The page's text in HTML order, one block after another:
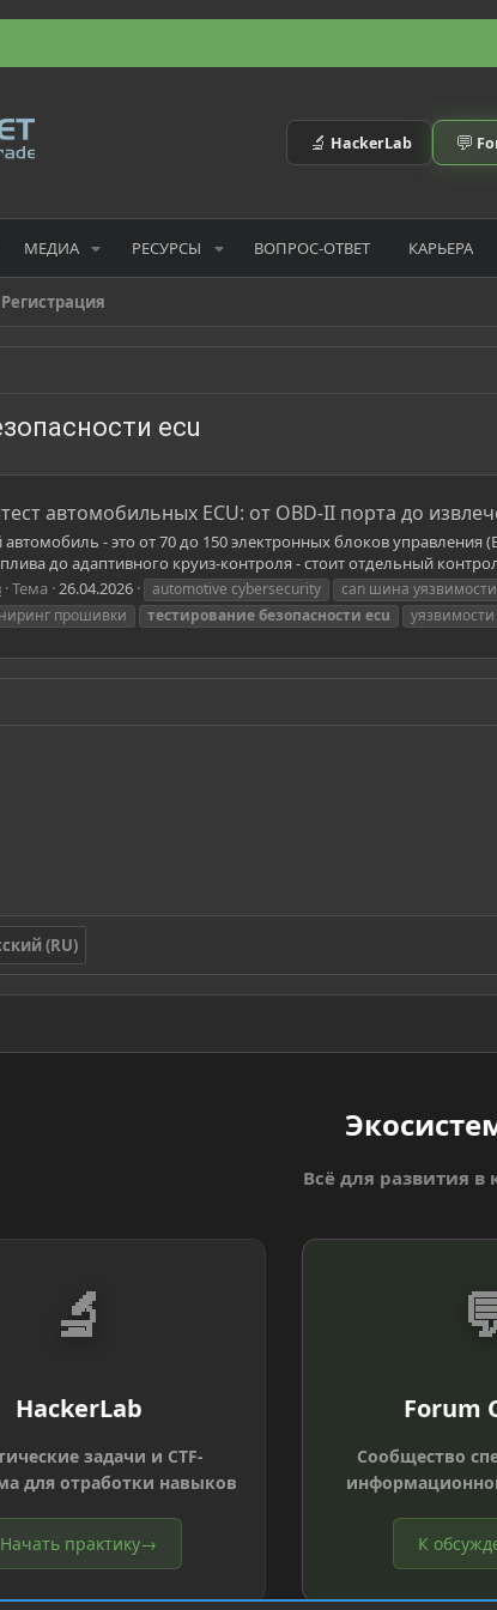
🔬 HackerLab 💬
МЕДИА РЕСУРСЫ ВОПРОС-ОТВЕТ КАРЬЕРА
Регистрация
ecu
автомобильных ECU: от OBD-II порта до
- это от 70 до 150 электронных блоков
до адаптивного круиз-контроля - стоит отдельный
Тема 26.04.2026 automotive cybersecurity can шина уязвимости
прошивки
тестированиебезопасности ecu
(RU)
Всё для развития в
🔬
HackerLab
задачи и CTF-
для отработки навыков
Начать практику→
Forum
Сообщество
К